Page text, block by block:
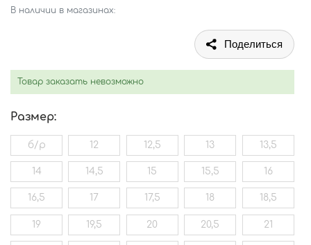
В наличии в магазинах:
Поделиться
Товар заказать невозможно
Размер:
б/р 12 12,5 13 13,5
14 14,5 15 15,5 16
16,5 17 17,5 18 18,5
19 19,5 20 20,5 21